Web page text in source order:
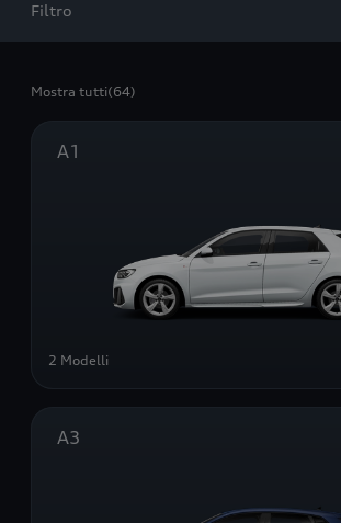
Filtro
Mostra tutti(64)
A1
2 Modelli
A3